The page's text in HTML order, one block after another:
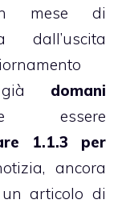
mese di
dall’uscita
già domani
essere
1.1.3 per
ancora
un articolo di